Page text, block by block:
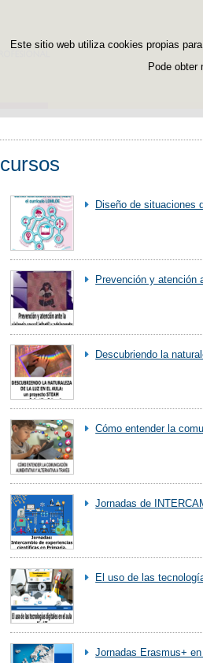
Este sitio web utiliza cookies propias
Pode obter
cursos
Diseño de situaciones
Prevención y atención
Descubriendo la
Cómo entender la
Jornadas de
El uso de las
Jornadas Erasmus+